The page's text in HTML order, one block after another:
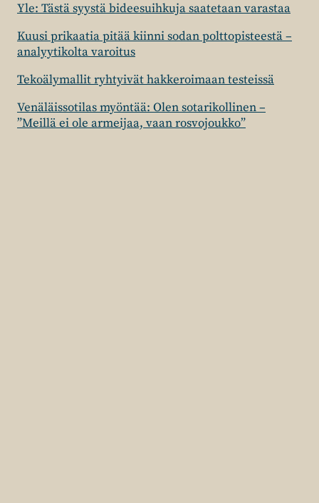
Yle: Tästä syystä bideesuihkuja saatetaan varastaa
Kuusi prikaatia pitää kiinni sodan polttopisteestä –
analyytikolta varoitus
Tekoälymallit ryhtyivät hakkeroimaan testeissä
Venäläissotilas myöntää: Olen sotarikollinen –
”Meillä ei ole armeijaa, vaan rosvojoukko”